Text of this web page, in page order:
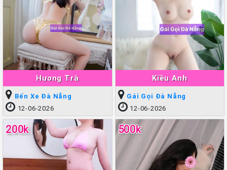
Hương Trà
Bến Xe Đà Nẵng
12-06-2026
Kiều Anh
Gái Gọi Đà Nẵng
12-06-2026
200k 500k